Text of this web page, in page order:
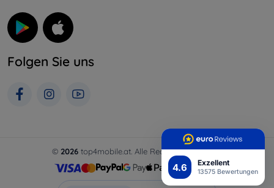
4.6 Exzellent
13575 Bewertungen
Folgen Sie uns
© 2026top4mobile.at. Alle Rechte vorbehalten.